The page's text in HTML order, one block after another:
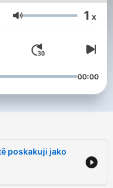
odžito a nebojí se
ukazuje, že boomer
věcem a rozhodně
Volumen 1 x
00:00
poskakuji jako